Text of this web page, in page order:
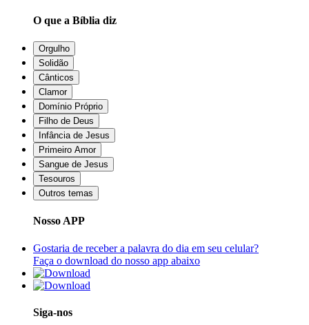
O que a Bíblia diz
Orgulho
Solidão
Cânticos
Clamor
Domínio Próprio
Filho de Deus
Infância de Jesus
Primeiro Amor
Sangue de Jesus
Tesouros
Outros temas
Nosso APP
Gostaria de receber a palavra do dia em seu celular?
Faça o download do nosso app abaixo
Siga-nos